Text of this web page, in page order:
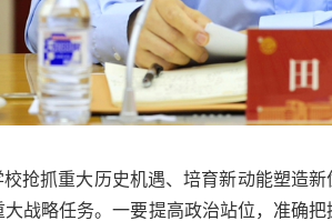
抢抓重大历史机遇、培育新动能塑造
战略任务。一要提高政治站位，准确